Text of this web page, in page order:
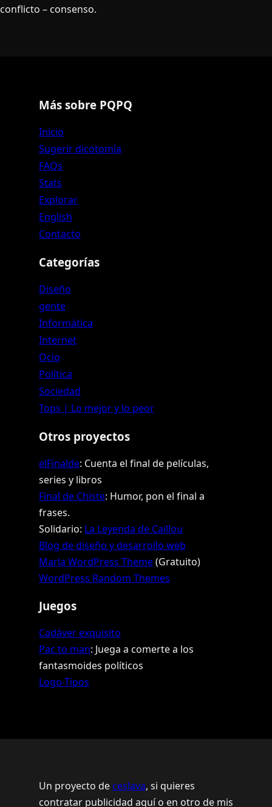
conflicto – consenso.
Más sobre PQPQ
Inicio
Sugerir dicotomía
FAQs
Stats
Explorar
English
Contacto
Categorías
Diseño
gente
Informática
Internet
Ocio
Política
Sociedad
Tops | Lo mejor y lo peor
Otros proyectos
elFinalde: Cuenta el final de películas,
series y libros
Final de Chiste: Humor, pon el final a
frases.
Solidario: La Leyenda de Caillou
Blog de diseño y desarrollo web
Marla WordPress Theme(Gratuito)
WordPress Random Themes
Juegos
Cadáver exquisito
Pac to man: Juega a comerte a los
fantasmoides políticos
Logo-Tipos
Un proyecto de ceslava, si quieres
contratar publicidad aquí o en otro de mis